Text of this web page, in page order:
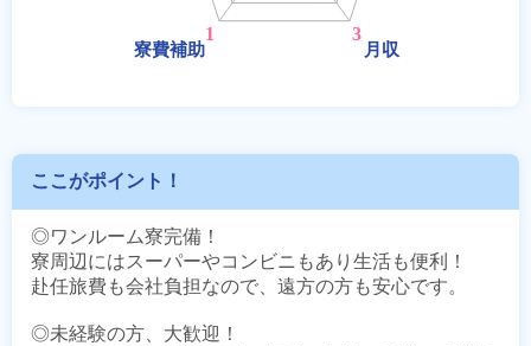
ここがポイント！
◎ワンルーム寮完備！
寮周辺にはスーパーやコンビニもあり生活も便利！
赴任旅費も会社負担なので、遠方の方も安心です。
◎未経験の方、大歓迎！